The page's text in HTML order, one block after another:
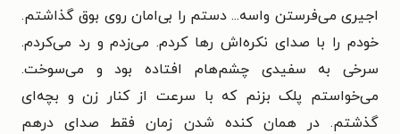
اجیری می‌فرستن واسه... دستم را بی‌امان روی بوق گذاشتم.
خودم را با صدای نکره‌اش رها کردم. می‌زدم و رد می‌کردم.
سرخی به سفیدی چشم‌هام افتاده بود و می‌سوخت.
می‌خواستم پلک بزنم که با سرعت از کنار زن و بچه‌ای
گذشتم. در همان کنده شدن زمان فقط صدای درهم